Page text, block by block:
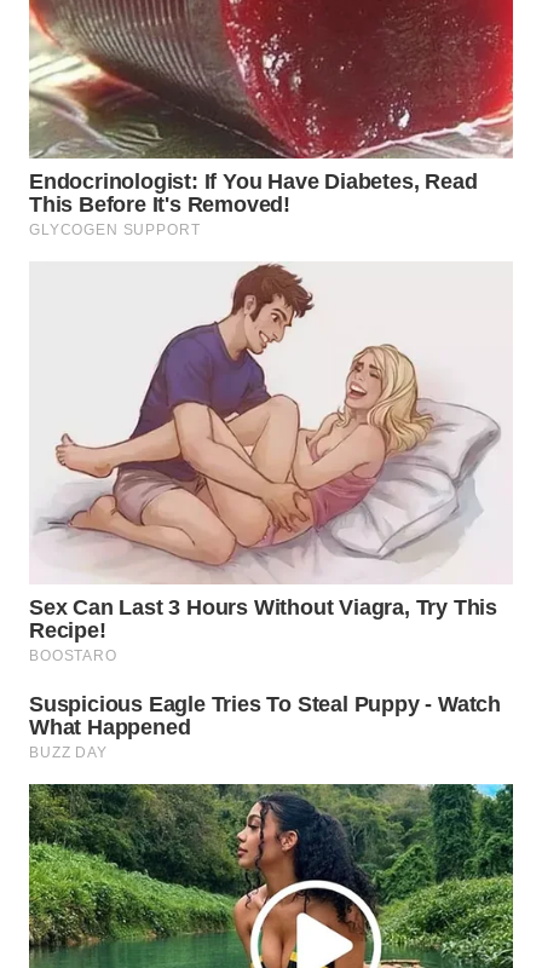
NIAS
WN
LANGKAT
WN
TAPANULI
SELATAN
WN
SIMALUNGUN
WN
LABUHANBATU
WN
TENGAH
WN DELI
SERDANG
WN
TEBING
TINGGI